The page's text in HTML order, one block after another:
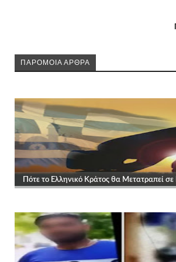
ΠΑΡΟΜΟΙΑ ΑΡΘΡΑ